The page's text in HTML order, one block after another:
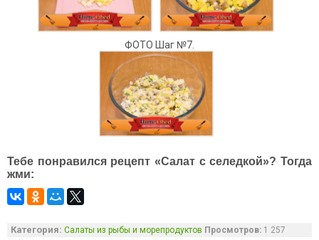
ФОТО Шаг №7.
Тебе понравился рецепт «Салат с селедкой»? Тогда
жми:
Категория: Салаты из рыбы и морепродуктов Просмотров: 1 257